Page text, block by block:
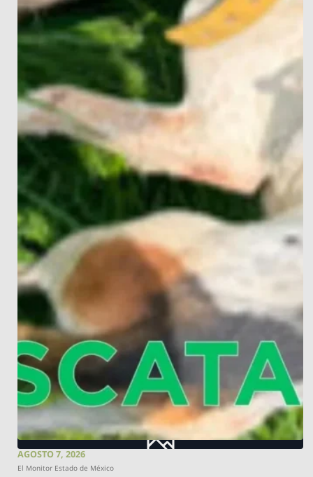
AGOSTO 7, 2026
El Monitor Estado de México